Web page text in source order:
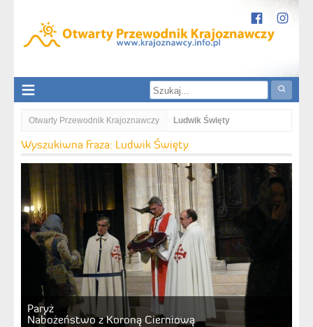
Otwarty Przewodnik Krajoznawczy Ludwik Święty
Wyszukiwna fraza: Ludwik Święty
Paryż
Nabożeństwo z Koroną Cierniową